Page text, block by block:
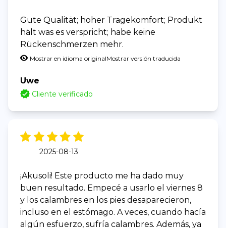
Gute Qualität; hoher Tragekomfort; Produkt
hält was es verspricht; habe keine
Rückenschmerzen mehr.
Mostrar en idioma originalMostrar versión traducida
Uwe
Cliente verificado
2025-08-13
¡Akusoli! Este producto me ha dado muy
buen resultado. Empecé a usarlo el viernes 8
y los calambres en los pies desaparecieron,
incluso en el estómago. A veces, cuando hacía
algún esfuerzo, sufría calambres. Además, ya